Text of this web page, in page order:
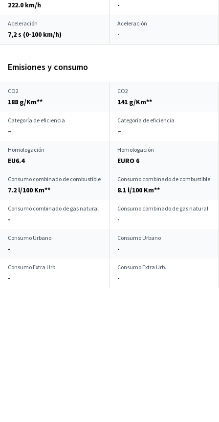
222.0 km/h -
Aceleración
7,2 s (0-100 km/h)
Aceleración
-
Emisiones y consumo
CO2
188 g/Km**
CO2
141 g/Km**
Categoría de eficiencia
–
Categoría de eficiencia
–
Homologación
EU6.4
Homologación
EURO 6
Consumo combinado de combustible
7.2 l/100 Km**
Consumo combinado de combustible
8.1 l/100 Km**
Consumo combinado de gas natural
-
Consumo combinado de gas natural
-
Consumo Urbano
-
Consumo Urbano
-
Consumo Extra Urb.
-
Consumo Extra Urb.
-